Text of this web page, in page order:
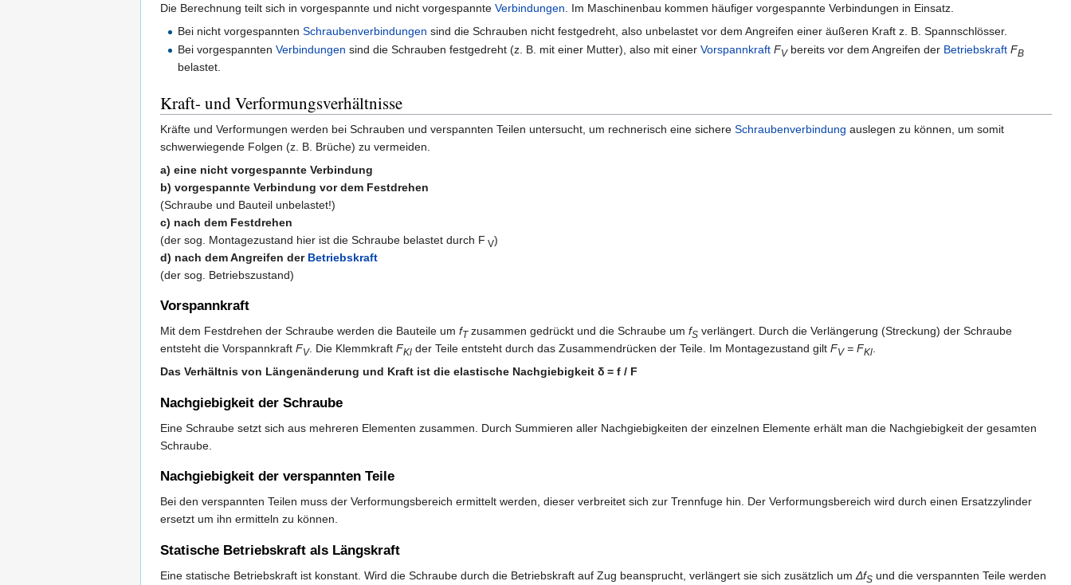
Die Berechnung teilt sich in vorgespannte und nicht vorgespannte Verbindungen . Im Maschinenbau kommen häufiger vorgespannte Verbindungen in Einsatz.
Bei nicht vorgespanntenSchraubenverbindungen sind die Schrauben nicht festgedreht, also unbelastet vor dem Angreifen einer äußeren Kraft z. B. Spannschlösser.
Bei vorgespanntenVerbindungen sind die Schrauben festgedreht (z. B. mit einer Mutter), also mit einerVorspannkraft FVbereits vor dem Angreifen der Betriebskraft FB
belastet.
Kraft- und Verformungsverhältnisse
Kräfte und Verformungen werden bei Schrauben und verspannten Teilen untersucht, um rechnerisch eine sichere Schraubenverbindung auslegen zu können, um somit
schwerwiegende Folgen (z. B. Brüche) zu vermeiden.
a) eine nicht vorgespannte Verbindung
b) vorgespannte Verbindung vor dem Festdrehen
(Schraube und Bauteil unbelastet!)
c) nach dem Festdrehen
(der sog. Montagezustand hier ist die Schraube belastet durch F V)
d) nach dem Angreifen der Betriebskraft
(der sog. Betriebszustand)
Vorspannkraft
Mit dem Festdrehen der Schraube werden die Bauteile um fTzusammen gedrückt und die Schraube um fS verlängert. Durch die Verlängerung (Streckung) der Schraube
entsteht die Vorspannkraft FV. Die Klemmkraft FKl der Teile entsteht durch das Zusammendrücken der Teile. Im Montagezustand gilt FV= FKl.
Das Verhältnis von Längenänderung und Kraft ist die elastische Nachgiebigkeit δ = f / F
Nachgiebigkeit der Schraube
Eine Schraube setzt sich aus mehreren Elementen zusammen. Durch Summieren aller Nachgiebigkeiten der einzelnen Elemente erhält man die Nachgiebigkeit der gesamten
Schraube.
Nachgiebigkeit der verspannten Teile
Bei den verspannten Teilen muss der Verformungsbereich ermittelt werden, dieser verbreitet sich zur Trennfuge hin. Der Verformungsbereich wird durch einen Ersatzzylinder
ersetzt um ihn ermitteln zu können.
Statische Betriebskraft als Längskraft
Eine statische Betriebskraft ist konstant. Wird die Schraube durch die Betriebskraft auf Zug beansprucht, verlängert sie sich zusätzlich um ΔfS und die verspannten Teile werden